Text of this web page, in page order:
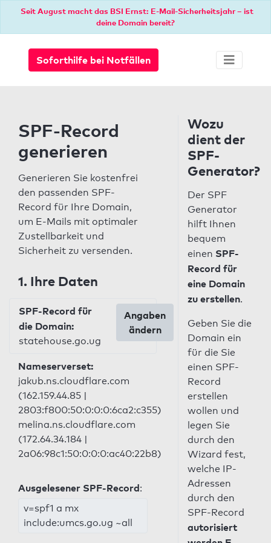
Seit August macht das BSI Ernst: E-Mail-Sicherheitsjahr – ist
deine Domain bereit?
Soforthilfe bei Notfällen
SPF-Record
generieren
Generieren Sie kostenfrei
den passenden SPF-
Record für Ihre Domain,
um E-Mails mit optimaler
Zustellbarkeit und
Sicherheit zu versenden.
1. Ihre Daten
SPF-Record für
die Domain:
statehouse.go.ug
Angaben
ändern
Nameserverset:
jakub.ns.cloudflare.com
(162.159.44.85 |
2803:f800:50:0:0:0:6ca2:c355)
melina.ns.cloudflare.com
(172.64.34.184 |
2a06:98c1:50:0:0:0:ac40:22b8)
Ausgelesener SPF-Record:
v=spf1 a mx
include:umcs.go.ug ~all
Wozu
dient der
SPF-
Generator?
Der SPF
Generator
hilft Ihnen
bequem
einen SPF-
Record für
eine Domain
zu erstellen.
Geben Sie die
Domain ein
für die Sie
einen SPF-
Record
erstellen
wollen und
legen Sie
durch den
Wizard fest,
welche IP-
Adressen
durch den
SPF-Record
autorisiert